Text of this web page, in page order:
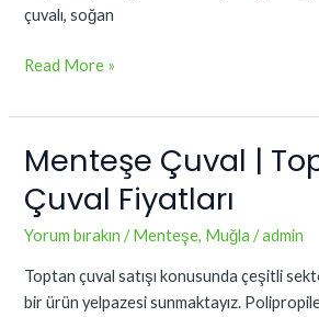
çuvalı, soğan
Read More »
Menteşe Çuval |
Çuval Fiyatları
Yorum bırakın /Menteşe, Muğla /admin
Toptan çuval satışı konusunda çeşitli
bir ürün yelpazesi sunmaktayız.
Menteşe
|
Toptan
Fiyatları